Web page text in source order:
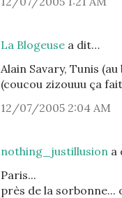
La Blogeuse a dit…
Alain Savary, Tunis
(coucou zizouuu ça
12/07/2005 2:04 AM
nothing_justillusion a
Paris...
près de la sorbonne...